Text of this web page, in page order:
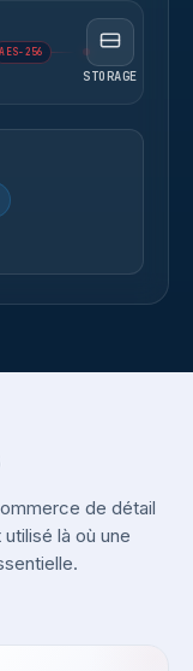
AES-256
STORAGE
de détail
là où une